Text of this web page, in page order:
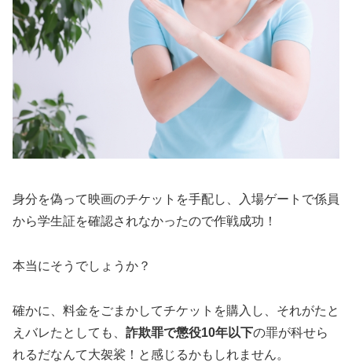
身分を偽って映画のチケットを手配し、入場ゲートで係員
から学生証を確認されなかったので作戦成功！
本当にそうでしょうか？
確かに、料金をごまかしてチケットを購入し、それがたと
えバレたとしても、 詐欺罪で懲役10年以下の罪が科せら
れるだなんて大袈裟！と感じるかもしれません。